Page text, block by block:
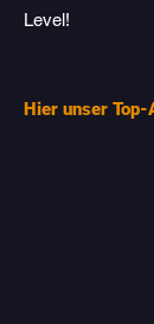
Level!
Hier unser